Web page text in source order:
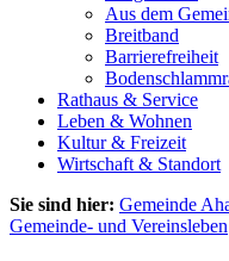
Aus dem
Breitband
Barrierefreiheit
Rathaus & Service
Leben & Wohnen
Kultur & Freizeit
Wirtschaft & Standort
Sie sind hier: Gemeinde
Gemeinde- und Vereinsleben